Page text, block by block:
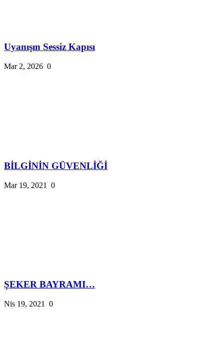
Uyanışın Sessiz Kapısı
Mar 2, 2026 0
BİLGİNİN GÜVENLİĞİ
Mar 19, 2021 0
ŞEKER BAYRAMI…
Nis 19, 2021 0